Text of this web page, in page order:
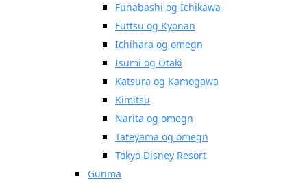
Funabashi og Ichikawa
Futtsu og Kyonan
Ichihara og omegn
Isumi og Otaki
Katsura og Kamogawa
Kimitsu
Narita og omegn
Tateyama og omegn
Tokyo Disney Resort
Gunma